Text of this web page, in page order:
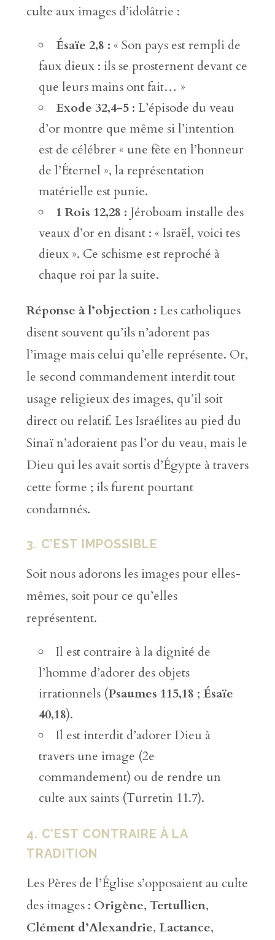
culte aux images d’idolâtrie :
Ésaïe 2,8 : « Son pays est rempli de
faux dieux : ils se prosternent devant ce
que leurs mains ont fait… »
Exode 32,4-5 : L’épisode du veau
d’or montre que même si l’intention
est de célébrer « une fête en l’honneur
de l’Éternel », la représentation
matérielle est punie.
1 Rois 12,28 : Jéroboam installe des
veaux d’or en disant : « Israël, voici tes
dieux ». Ce schisme est reproché à
chaque roi par la suite.
Réponse à l’objection : Les catholiques
disent souvent qu’ils n’adorent pas
l’image mais celui qu’elle représente. Or,
le second commandement interdit tout
usage religieux des images, qu’il soit
direct ou relatif. Les Israélites au pied du
Sinaï n’adoraient pas l’or du veau, mais le
Dieu qui les avait sortis d’Égypte à travers
cette forme ; ils furent pourtant
condamnés.
3. C’EST IMPOSSIBLE
Soit nous adorons les images pour elles-
mêmes, soit pour ce qu’elles
représentent.
Il est contraire à la dignité de
l’homme d’adorer des objets
irrationnels (Psaumes 115,18 ; Ésaïe
40,18).
Il est interdit d’adorer Dieu à
travers une image (2e
commandement) ou de rendre un
culte aux saints (Turretin 11.7).
4. C’EST CONTRAIRE À LA
TRADITION
Les Pères de l’Église s’opposaient au culte
des images : Origène, Tertullien,
Clément d’Alexandrie, Lactance,